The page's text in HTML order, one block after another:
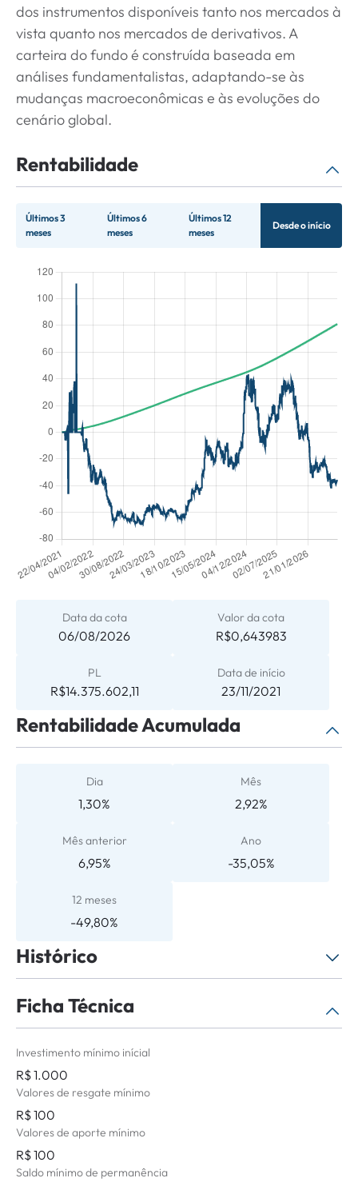
dos instrumentos disponíveis tanto nos mercados à
vista quanto nos mercados de derivativos. A
carteira do fundo é construída baseada em
análises fundamentalistas, adaptando-se às
mudanças macroeconômicas e às evoluções do
cenário global.
Rentabilidade
Últimos 3
meses
Últimos 6
meses
Últimos 12
meses
Desde o início
Data da cota
06/08/2026
Valor da cota
R$0,643983
PL
R$14.375.602,11
Data de início
23/11/2021
Rentabilidade Acumulada
Dia
1,30%
Mês
2,92%
Mês anterior
6,95%
Ano
-35,05%
12 meses
-49,80%
Histórico
Selecione o período
Não há histórico de atualizações para o
Ficha Técnica
Investimento mínimo inícial
R$ 1.000
Valores de resgate mínimo
R$ 100
Valores de aporte mínimo
R$ 100
Saldo mínimo de permanência